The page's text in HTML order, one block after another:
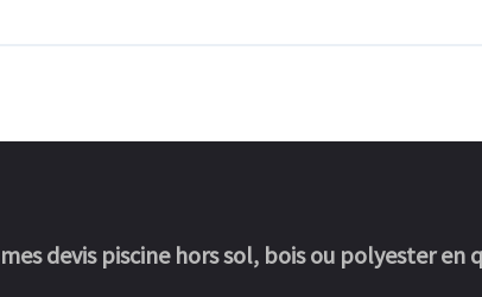
devis piscine hors sol, bois ou polyester en